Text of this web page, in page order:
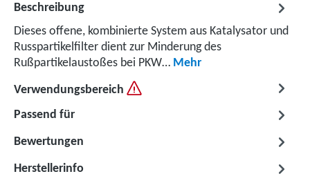
Beschreibung
Dieses offene, kombinierte System aus Katalysator und
Russpartikelfilter dient zur Minderung des
Rußpartikelaustoßes bei PKW… Mehr
Verwendungsbereich
Passend für
Bewertungen
Herstellerinfo